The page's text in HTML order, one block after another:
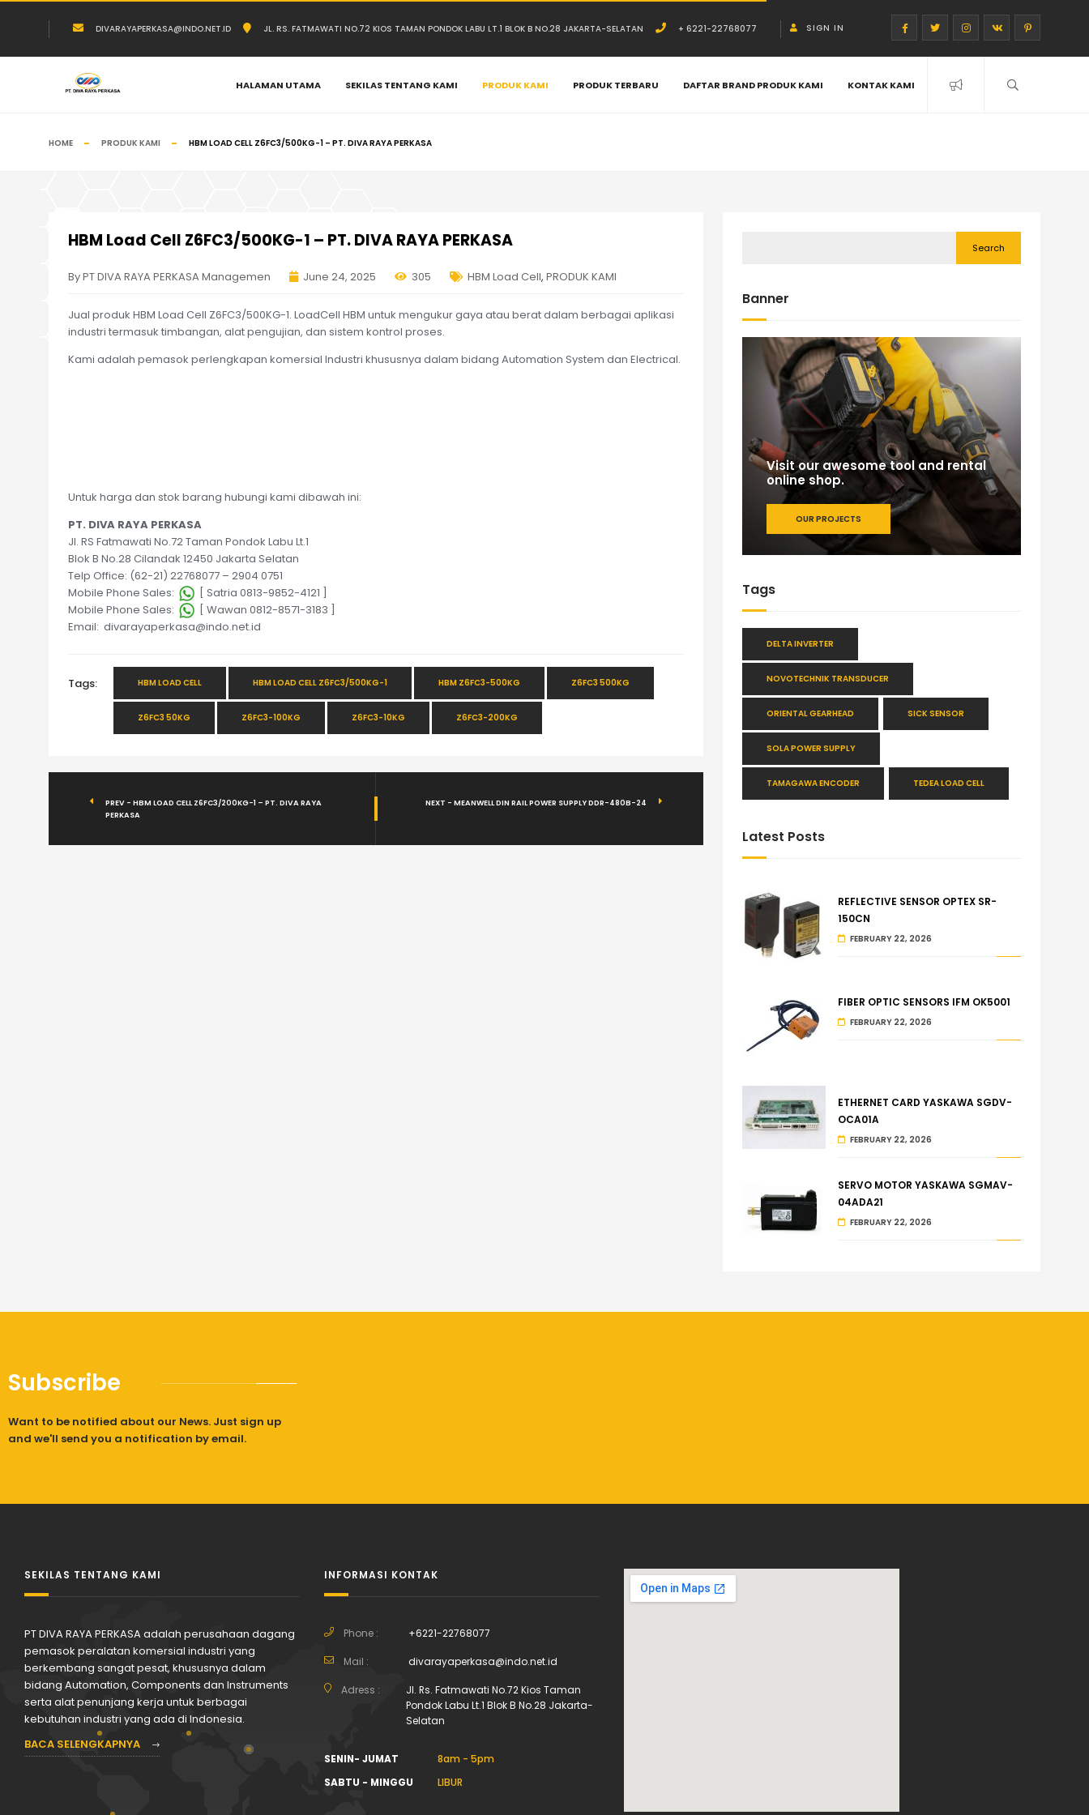
DIVARAYAPERKASA@INDO.NET.ID JL. RS. FATMAWATI NO.72 KIOS TAMAN PONDOK LABU LT.1 BLOK B NO.28 JAKARTA-SELATAN + 6221-22768077 SIGN IN
HALAMAN UTAMA SEKILAS TENTANG KAMI PRODUK KAMI PRODUK TERBARU DAFTAR BRAND PRODUK KAMI KONTAK KAMI
HOME PRODUK KAMI HBM LOAD CELL Z6FC3/500KG-1 – PT. DIVA RAYA PERKASA
HBM Load Cell Z6FC3/500KG-1 – PT. DIVA RAYA PERKASA
By PT DIVA RAYA PERKASA Managemen June 24, 2025 305 HBM Load Cell, PRODUK KAMI
Jual produk HBM Load Cell Z6FC3/500KG-1. LoadCell HBM untuk mengukur gaya atau berat dalam berbagai aplikasi
industri termasuk timbangan, alat pengujian, dan sistem kontrol proses.
Kami adalah pemasok perlengkapan komersial Industri khususnya dalam bidang Automation System dan Electrical.
Untuk harga dan stok barang hubungi kami dibawah ini:
PT. DIVA RAYA PERKASA
Jl. RS Fatmawati No.72 Taman Pondok Labu Lt.1
Blok B No.28 Cilandak 12450 Jakarta Selatan
Telp Office: (62-21) 22768077 – 2904 0751
Mobile Phone Sales:
[ Satria 0813-9852-4121 ]
Mobile Phone Sales:
[ Wawan 0812-8571-3183 ]
Email: divarayaperkasa@indo.net.id
Tags: HBM LOAD CELL HBM LOAD CELL Z6FC3/500KG-1 HBM Z6FC3-500KG Z6FC3 500KG
Z6FC3 50KG Z6FC3-100KG Z6FC3-10KG Z6FC3-200KG
PREV - HBM LOAD CELL Z6FC3/200KG-1 – PT. DIVA RAYA
PERKASA
NEXT - MEANWELL DIN RAIL POWER SUPPLY DDR-480B-24
Search
Banner
Visit our awesome tool and rental
online shop.
OUR PROJECTS
Tags
DELTA INVERTER
NOVOTECHNIK TRANSDUCER
ORIENTAL GEARHEAD SICK SENSOR
SOLA POWER SUPPLY
TAMAGAWA ENCODER TEDEA LOAD CELL
Latest Posts
REFLECTIVE SENSOR OPTEX SR-
150CN
FEBRUARY 22, 2026
FIBER OPTIC SENSORS IFM OK5001
FEBRUARY 22, 2026
ETHERNET CARD YASKAWA SGDV-
OCA01A
FEBRUARY 22, 2026
SERVO MOTOR YASKAWA SGMAV-
04ADA21
FEBRUARY 22, 2026
Subscribe
Want to be notified about our News. Just sign up
and we'll send you a notification by email.
SEKILAS TENTANG KAMI
PT DIVA RAYA PERKASA adalah perusahaan dagang
pemasok peralatan komersial industri yang
berkembang sangat pesat, khususnya dalam
bidang Automation, Components dan Instruments
serta alat penunjang kerja untuk berbagai
kebutuhan industri yang ada di Indonesia.
BACA SELENGKAPNYA
INFORMASI KONTAK
Phone : +6221-22768077
Mail : divarayaperkasa@indo.net.id
Adress :
Jl. Rs. Fatmawati No.72 Kios Taman
Pondok Labu Lt.1 Blok B No.28 Jakarta-
Selatan
SENIN- JUMAT
8am - 5pm
SABTU - MINGGU
LIBUR